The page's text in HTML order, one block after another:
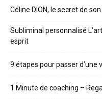
Céline DION, le secret de
Subliminal personnalisé
esprit
9 étapes pour passer d’une
1 Minute de coaching –